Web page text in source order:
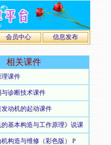
会员中心 信息发布
相关课件
理课件
诊断技术课件
动机的起动课件
的基本构造与工作原理》说课
构造与维修（彩色版） P